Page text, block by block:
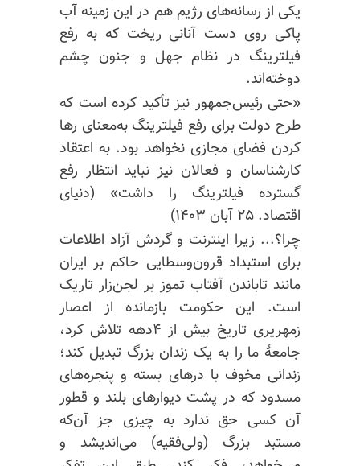
یکی از رسانه‌های رژیم هم در این زمینه آب
پاکی روی دست آنانی ریخت که به رفع
فیلترینگ در نظام جهل و جنون چشم
دوخته‌اند.
«حتی رئیس‌جمهور نیز تأکید کرده است که
طرح دولت برای رفع فیلترینگ به‌معنای رها
کردن فضای مجازی نخواهد بود. به اعتقاد
کارشناسان و فعالان نیز نباید انتظار رفع
گسترده فیلترینگ را داشت» (دنیای
اقتصاد. ۲۵ آبان ۱۴۰۳)
چرا؟... زیرا اینترنت و گردش آزاد اطلاعات
برای استبداد قرون‌وسطایی حاکم بر ایران
مانند تاباندن آفتاب تموز بر لجن‌زار تاریک
است. این حکومت بازمانده از اعصار
زمهریری تاریخ بیش از ۴دهه تلاش کرد،
جامعهٔ ما را به یک زندان بزرگ تبدیل کند؛
زندانی مخوف با درهای بسته و پنجره‌های
مسدود که در پشت دیوارهای بلند و قطور
آن کسی حق ندارد به چیزی جز آن‌که
مستبد بزرگ (ولی‌فقیه) می‌اندیشد و